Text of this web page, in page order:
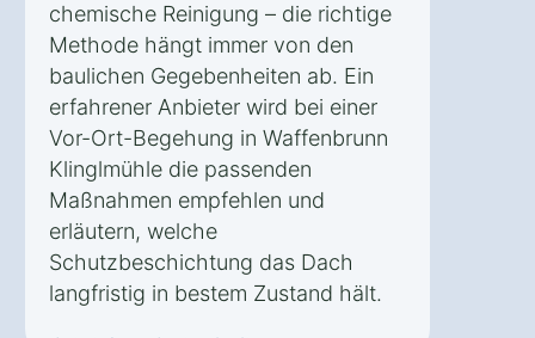
chemische Reinigung – die richtige
Methode hängt immer von den
baulichen Gegebenheiten ab. Ein
erfahrener Anbieter wird bei einer
Vor-Ort-Begehung in Waffenbrunn
Klinglmühle die passenden
Maßnahmen empfehlen und
erläutern, welche
Schutzbeschichtung das Dach
langfristig in bestem Zustand hält.